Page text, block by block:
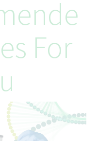
Analytik
der Qualifizierung
Englischkenntnisse in
For